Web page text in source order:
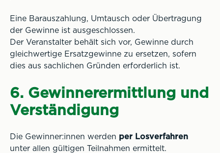
Eine Barauszahlung, Umtausch oder Übertragung
der Gewinne ist ausgeschlossen.
Der Veranstalter behält sich vor, Gewinne durch
gleichwertige Ersatzgewinne zu ersetzen, sofern
dies aus sachlichen Gründen erforderlich ist.
6. Gewinnerermittlung und
Verständigung
Die Gewinner:innen werden per Losverfahren
unter allen gültigen Teilnahmen ermittelt.